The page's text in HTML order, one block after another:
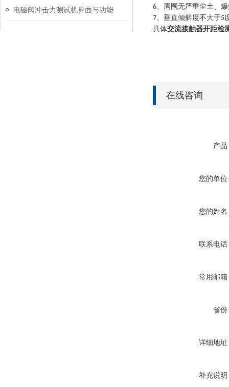
电磁阀冲击力测试机界面与功能
6、周围无严重尘土、
7、垂直倾斜度不大于5
具体交流接触器开距检
在线咨询
产品
您的单位
您的姓名
联系电话
常用邮箱
省份
详细地址
补充说明